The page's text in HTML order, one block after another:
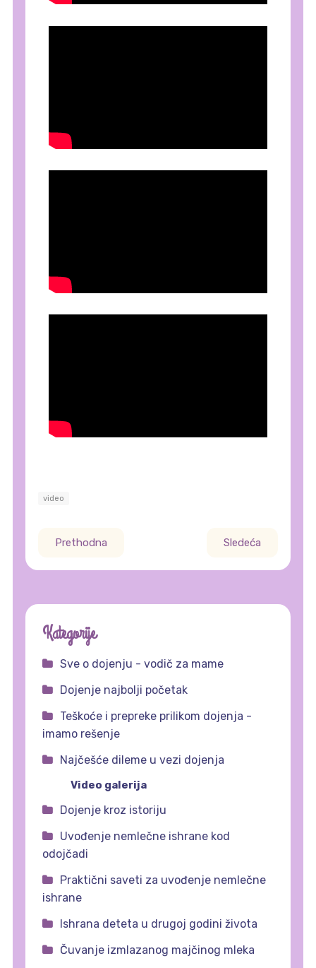
video
Prethodna Sledeća
Kategorije
Sve o dojenju - vodič za mame
Dojenje najbolji početak
Teškoće i prepreke prilikom dojenja -
imamo rešenje
Najčešće dileme u vezi dojenja
Video galerija
Dojenje kroz istoriju
Uvođenje nemlečne ishrane kod
odojčadi
Praktični saveti za uvođenje nemlečne
ishrane
Ishrana deteta u drugoj godini života
Čuvanje izmlazanog majčinog mleka